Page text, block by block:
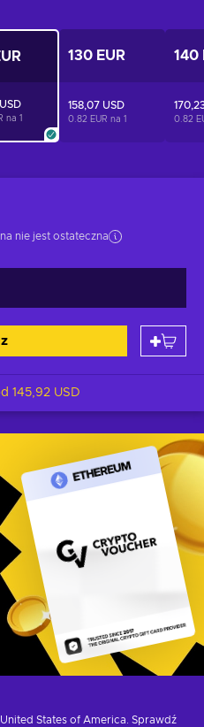
nie jest ostateczna
145,92 USD
States of America. Sprawdź
na 1
130 EUR
158,07 USD
0.82 EUR na 1
140
0.82